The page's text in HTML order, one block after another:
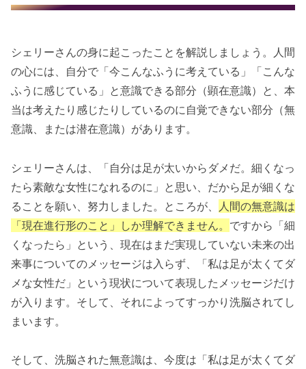
シェリーさんの身に起こったことを解説しましょう。人間
の心には、自分で「今こんなふうに考えている」「こんな
ふうに感じている」と意識できる部分（顕在意識）と、本
当は考えたり感じたりしているのに自覚できない部分（無
意識、または潜在意識）があります。
シェリーさんは、「自分は足が太いからダメだ。細くなっ
たら素敵な女性になれるのに」と思い、だから足が細くな
ることを願い、努力しました。ところが、
人間の無意識は
「現在進行形のこと」しか理解できません。 ですから「細
くなったら」という、現在はまだ実現していない未来の出
来事についてのメッセージは入らず、「私は足が太くてダ
メな女性だ」という現状について表現したメッセージだけ
が入ります。そして、それによってすっかり洗脳されてし
まいます。
そして、洗脳された無意識は、今度は「私は足が太くてダ